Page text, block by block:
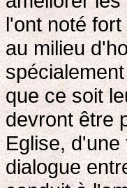
l'ont noté
au milieu
que ce soit
devront être
Eglise,
dialogue